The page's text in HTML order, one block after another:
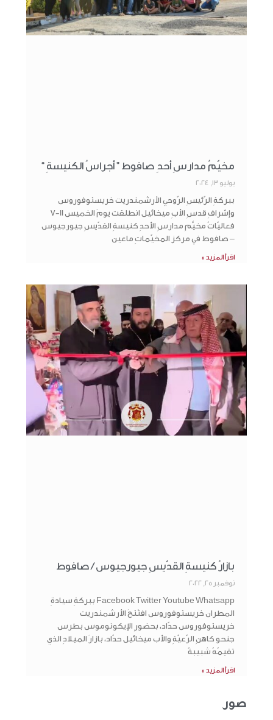
مخيّمُ مدارسِ أحدِ صافوط ” أجراسُ الكنيسةِ “
يوليو 13, 2024
ببركةِ الرّئيسِ الرّوحي الأرشمندريت خريستوفوروس
وإشرافِ قدسِ الأبِ ميخائيل انطلقت يومَ الخميس 11-7
فعاليّاتُ مخيَّمِ مدارسِ الأحدِ كنيسةِ القدّيسِ جيورجيوس
– صافوط في مركز المخيّماتِ ماعين
اقرأ المزيد »
بازارُ كنيسةِ القدّيسِ جيورجيوس / صافوط
نوفمبر 25, 2022
Facebook Twitter Youtube Whatsapp ببركةِ سيادةِ
المطران خريستوفوروس افتَتحَ الأرشمندريت
خريستوفوروس حدّاد، بحضورِ الإيكونوموس بطرس
جنحو كاهنِ الرّعيّةِ والأب ميخائيل حدّاد، بازارَ الميلادِ الذي
تقيمُهُ شبيبةُ
اقرأ المزيد »
صور